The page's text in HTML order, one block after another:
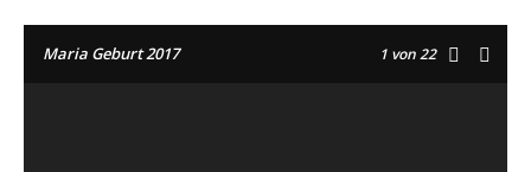
Maria Geburt 2017 1 von 22